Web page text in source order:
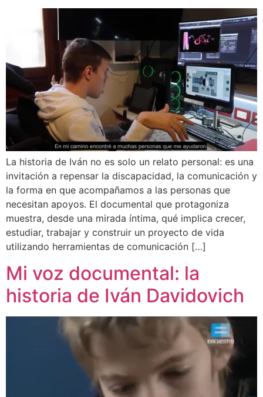
La historia de Iván no es solo un relato personal: es una
invitación a repensar la discapacidad, la comunicación y
la forma en que acompañamos a las personas que
necesitan apoyos. El documental que protagoniza
muestra, desde una mirada íntima, qué implica crecer,
estudiar, trabajar y construir un proyecto de vida
utilizando herramientas de comunicación […]
Mi voz documental: la
historia de Iván Davidovich